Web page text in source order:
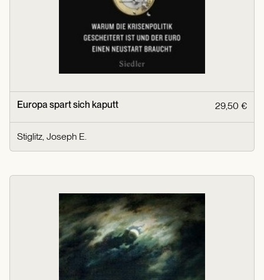
Europa spart sich kaputt 29,50 €
Stiglitz, Joseph E.